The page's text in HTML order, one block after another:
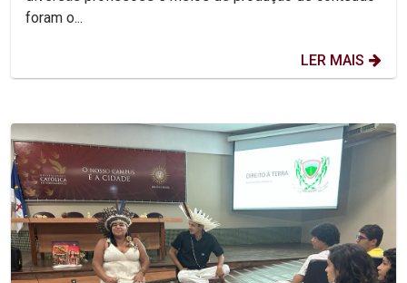
foram o...
LER MAIS